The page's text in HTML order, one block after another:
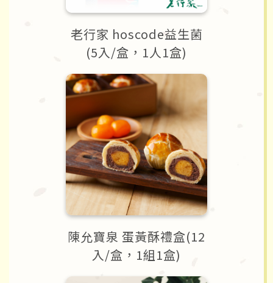
老行家 hoscode益生菌
(5入/盒，1人1盒)
陳允寶泉 蛋黃酥禮盒(12
入/盒，1組1盒)